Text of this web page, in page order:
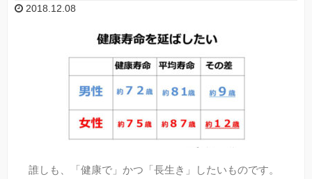
予防歯科
2018.12.08
誰しも、「健康で」かつ「長生き」したいものです。